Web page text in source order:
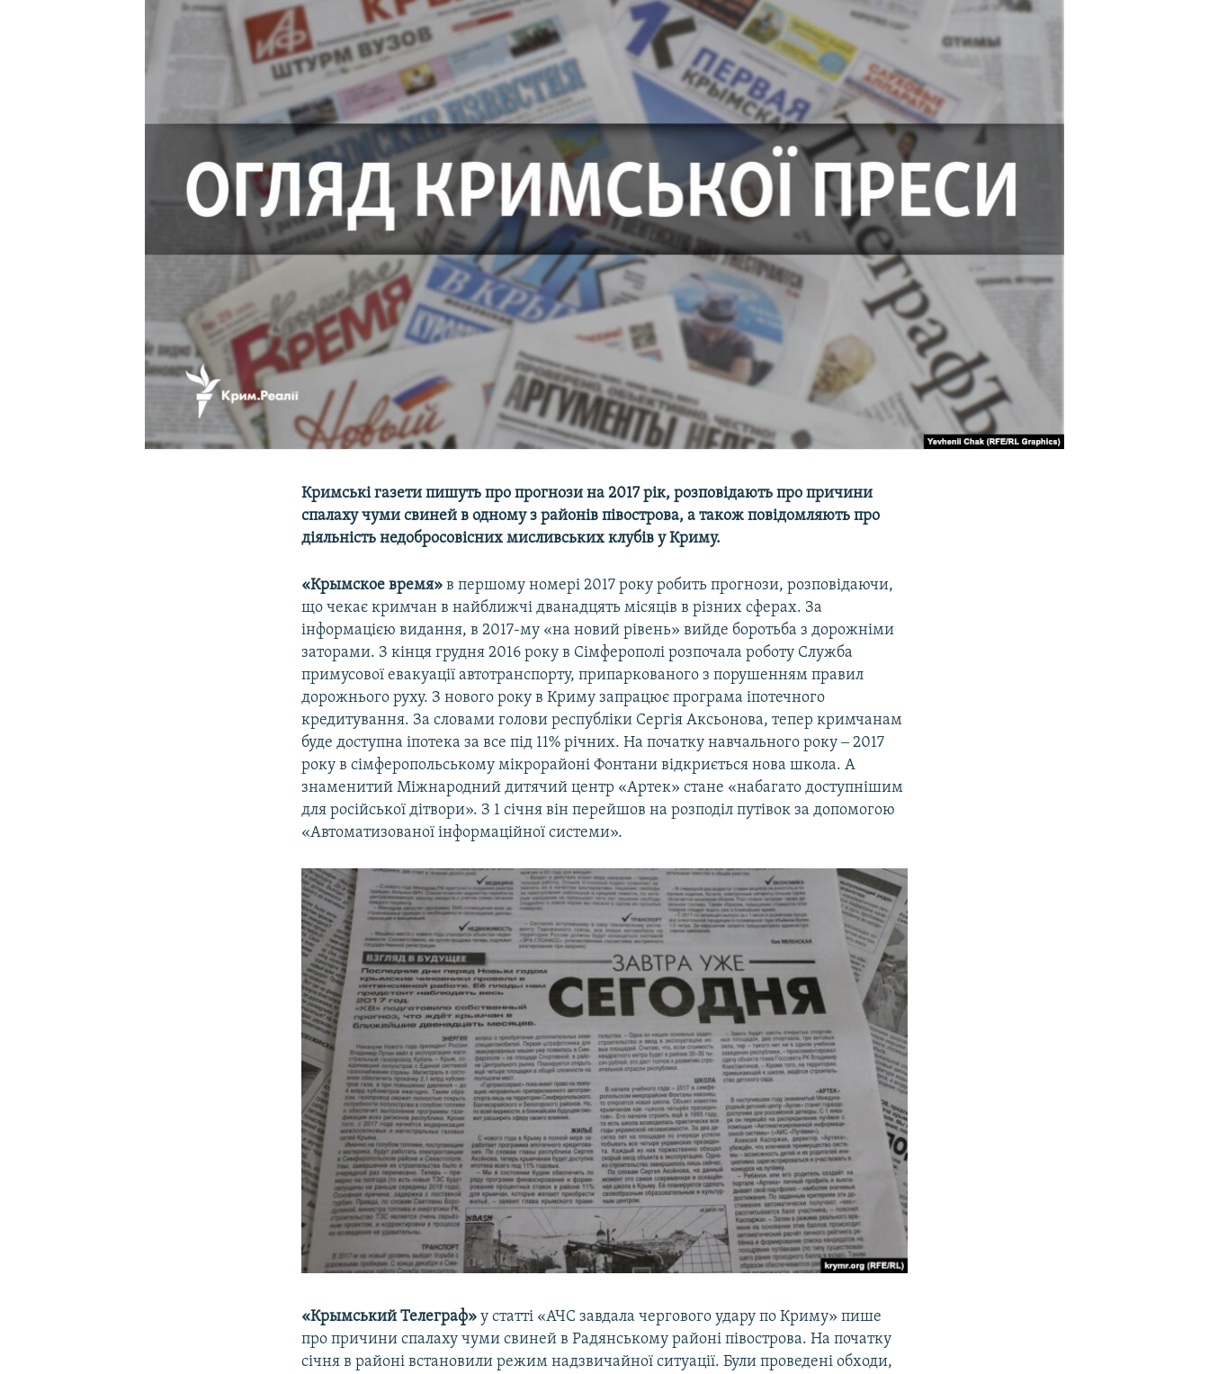
УКРАЇНСЬКА ПРОБЛЕМА КРИМУ
Кримські газети пишуть про прогнози на 2017 рік, розповідають про причини
спалаху чуми свиней в одному з районів півострова, а також повідомляють про
діяльність недобросовісних мисливських клубів у Криму.
«Крымское время»в першому номері 2017 року робить прогнози, розповідаючи,
що чекає кримчан в найближчі дванадцять місяців в різних сферах. За
інформацією видання, в 2017-му «на новий рівень» вийде боротьба з дорожніми
заторами. З кінця грудня 2016 року в Сімферополі розпочала роботу Служба
примусової евакуації автотранспорту, припаркованого з порушенням правил
дорожнього руху. З нового року в Криму запрацює програма іпотечного
кредитування. За словами голови республіки Сергія Аксьонова, тепер кримчанам
буде доступна іпотека за все під 11% річних. На початку навчального року ‒ 2017
року в сімферопольському мікрорайоні Фонтани відкриється нова школа. А
знаменитий Міжнародний дитячий центр «Артек» стане «набагато доступнішим
для російської дітвори». З 1 січня він перейшов на розподіл путівок за допомогою
«Автоматизованої інформаційної системи».
«Крымський Телеграф» у статті «АЧС завдала чергового удару по Криму» пише
про причини спалаху чуми свиней в Радянському районі півострова. На початку
січня в районі встановили режим надзвичайної ситуації. Були проведені обходи,